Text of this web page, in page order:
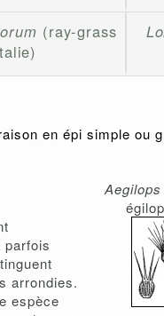
(ray-grass
en épi simple ou
arrondies.
espèce